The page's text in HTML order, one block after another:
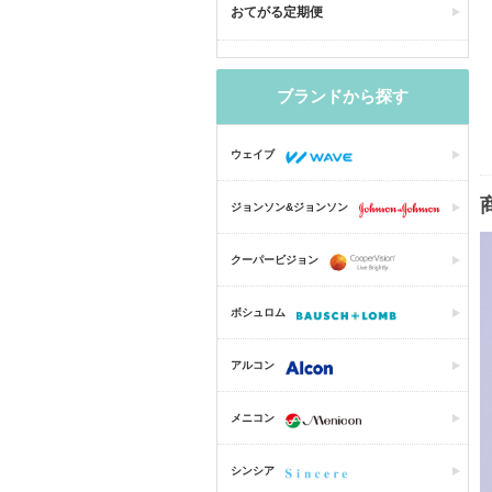
おてがる定期便
ブランドから探す
ウェイブ
ジョンソン&ジョンソン
クーパービジョン
ボシュロム
アルコン
メニコン
シンシア